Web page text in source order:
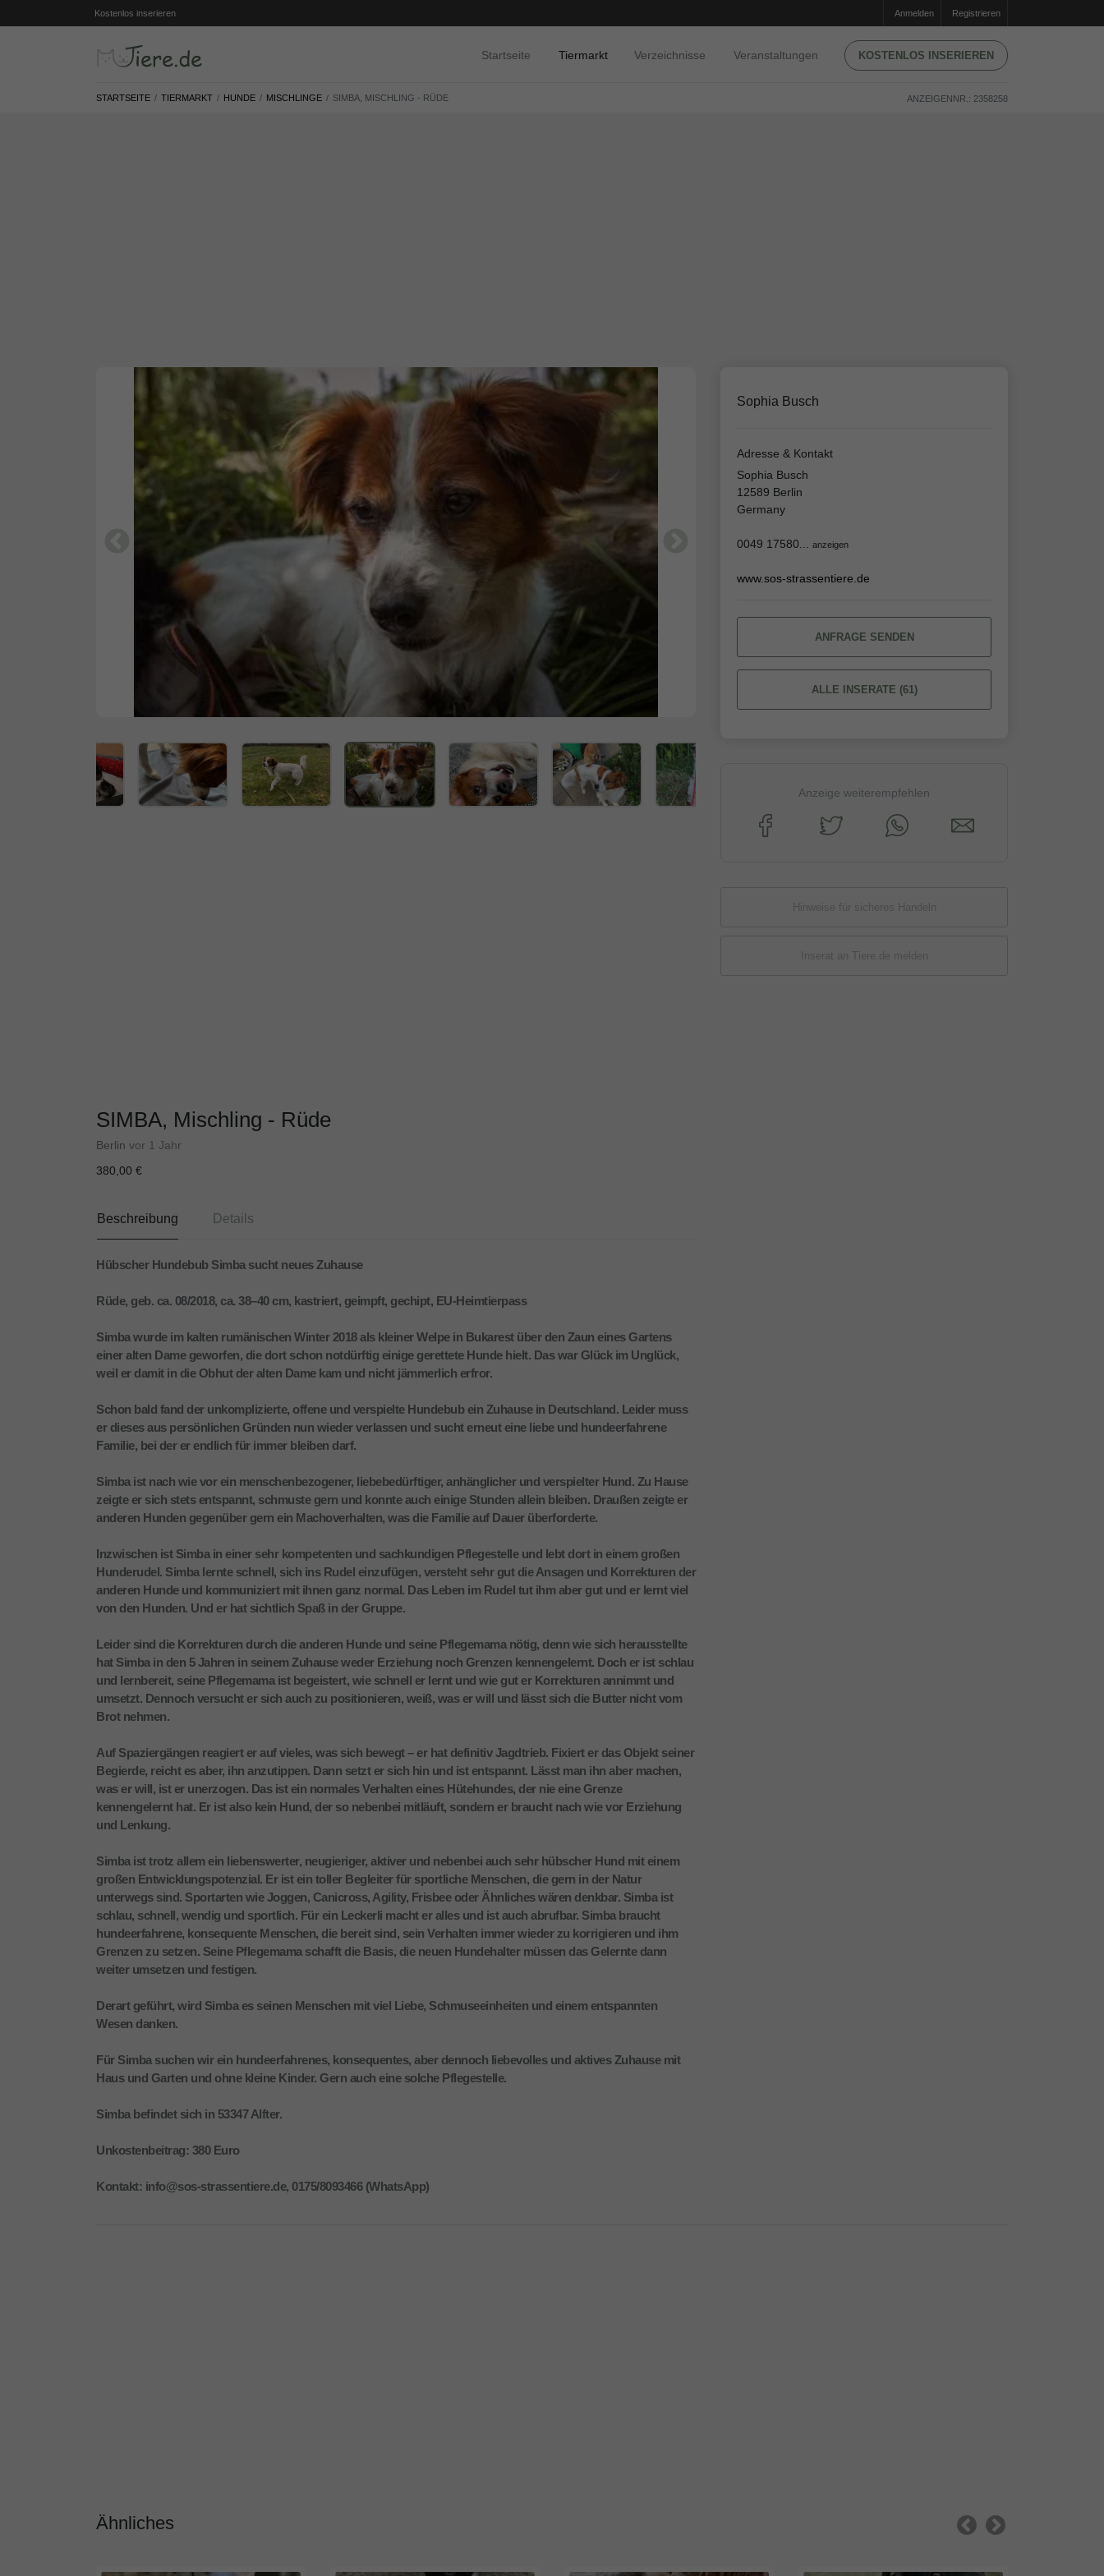
Kostenlos inserieren Anmelden Registrieren
Startseite Tiermarkt Verzeichnisse Veranstaltungen KOSTENLOS INSERIEREN
STARTSEITE TIERMARKT HUNDE MISCHLINGE SIMBA, MISCHLING - RÜDE ANZEIGENNR.: 2358258
SIMBA, Mischling - Rüde
Berlin vor 1 Jahr
380,00 €
Beschreibung Details
Hübscher Hundebub Simba sucht neues Zuhause
Rüde, geb. ca. 08/2018, ca. 38–40 cm, kastriert, geimpft, gechipt, EU-Heimtierpass
Simba wurde im kalten rumänischen Winter 2018 als kleiner Welpe in Bukarest über den Zaun eines Gartens
einer alten Dame geworfen, die dort schon notdürftig einige gerettete Hunde hielt. Das war Glück im Unglück,
weil er damit in die Obhut der alten Dame kam und nicht jämmerlich erfror.
Schon bald fand der unkomplizierte, offene und verspielte Hundebub ein Zuhause in Deutschland. Leider muss
er dieses aus persönlichen Gründen nun wieder verlassen und sucht erneut eine liebe und hundeerfahrene
Familie, bei der er endlich für immer bleiben darf.
Simba ist nach wie vor ein menschenbezogener, liebebedürftiger, anhänglicher und verspielter Hund. Zu Hause
zeigte er sich stets entspannt, schmuste gern und konnte auch einige Stunden allein bleiben. Draußen zeigte er
anderen Hunden gegenüber gern ein Machoverhalten, was die Familie auf Dauer überforderte.
Inzwischen ist Simba in einer sehr kompetenten und sachkundigen Pflegestelle und lebt dort in einem großen
Hunderudel. Simba lernte schnell, sich ins Rudel einzufügen, versteht sehr gut die Ansagen und Korrekturen der
anderen Hunde und kommuniziert mit ihnen ganz normal. Das Leben im Rudel tut ihm aber gut und er lernt viel
von den Hunden. Und er hat sichtlich Spaß in der Gruppe.
Leider sind die Korrekturen durch die anderen Hunde und seine Pflegemama nötig, denn wie sich herausstellte
hat Simba in den 5 Jahren in seinem Zuhause weder Erziehung noch Grenzen kennengelernt. Doch er ist schlau
und lernbereit, seine Pflegemama ist begeistert, wie schnell er lernt und wie gut er Korrekturen annimmt und
umsetzt. Dennoch versucht er sich auch zu positionieren, weiß, was er will und lässt sich die Butter nicht vom
Brot nehmen.
Auf Spaziergängen reagiert er auf vieles, was sich bewegt – er hat definitiv Jagdtrieb. Fixiert er das Objekt seiner
Begierde, reicht es aber, ihn anzutippen. Dann setzt er sich hin und ist entspannt. Lässt man ihn aber machen,
was er will, ist er unerzogen. Das ist ein normales Verhalten eines Hütehundes, der nie eine Grenze
kennengelernt hat. Er ist also kein Hund, der so nebenbei mitläuft, sondern er braucht nach wie vor Erziehung
und Lenkung.
Simba ist trotz allem ein liebenswerter, neugieriger, aktiver und nebenbei auch sehr hübscher Hund mit einem
großen Entwicklungspotenzial. Er ist ein toller Begleiter für sportliche Menschen, die gern in der Natur
unterwegs sind. Sportarten wie Joggen, Canicross, Agility, Frisbee oder Ähnliches wären denkbar. Simba ist
schlau, schnell, wendig und sportlich. Für ein Leckerli macht er alles und ist auch abrufbar. Simba braucht
hundeerfahrene, konsequente Menschen, die bereit sind, sein Verhalten immer wieder zu korrigieren und ihm
Grenzen zu setzen. Seine Pflegemama schafft die Basis, die neuen Hundehalter müssen das Gelernte dann
weiter umsetzen und festigen.
Derart geführt, wird Simba es seinen Menschen mit viel Liebe, Schmuseeinheiten und einem entspannten
Wesen danken.
Für Simba suchen wir ein hundeerfahrenes, konsequentes, aber dennoch liebevolles und aktives Zuhause mit
Haus und Garten und ohne kleine Kinder. Gern auch eine solche Pflegestelle.
Simba befindet sich in 53347 Alfter.
Unkostenbeitrag: 380 Euro
Kontakt: info@sos-strassentiere.de, 0175/8093466 (WhatsApp)
Sophia Busch
Adresse & Kontakt
Sophia Busch
12589 Berlin
Germany
0049 17580... anzeigen
www.sos-strassentiere.de
ANFRAGE SENDEN
ALLE INSERATE (61)
Anzeige weiterempfehlen
Hinweise für sicheres Handeln
Inserat an Tiere.de melden
Ähnliches